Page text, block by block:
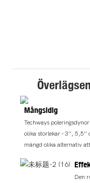
Mångsidig
Techways
olika storlekar - 3'', 5,5''
mängd olika alternativ
Den